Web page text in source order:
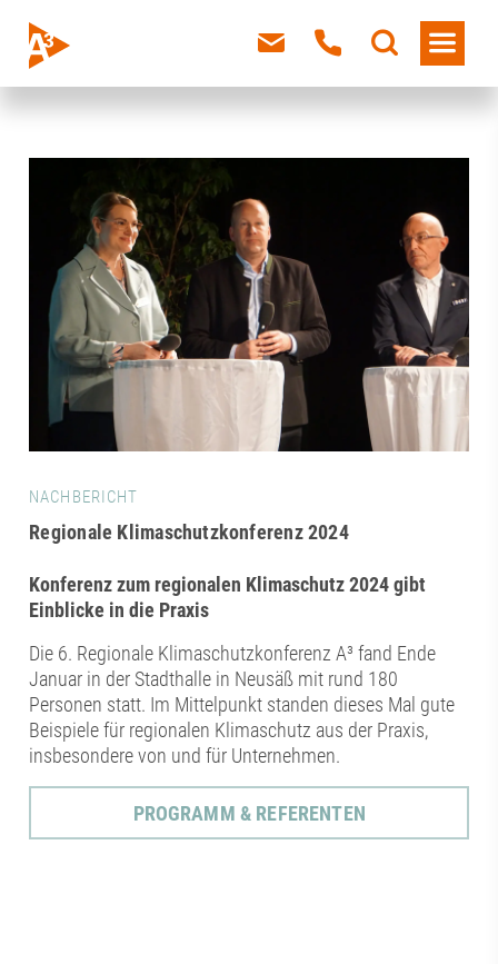
NACHBERICHT
Regionale Klimaschutzkonferenz 2024
Konferenz zum regionalen Klimaschutz 2024 gibt
Einblicke in die Praxis
Die 6. Regionale Klimaschutzkonferenz A³ fand Ende
Januar in der Stadthalle in Neusäß mit rund 180
Personen statt. Im Mittelpunkt standen dieses Mal gute
Beispiele für regionalen Klimaschutz aus der Praxis,
insbesondere von und für Unternehmen.
PROGRAMM & REFERENTEN